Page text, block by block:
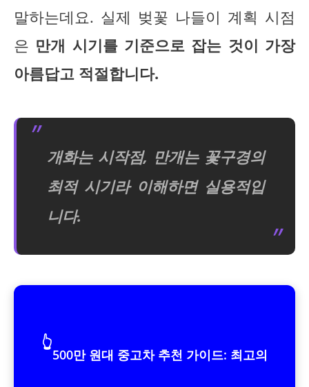
말하는데요. 실제 벚꽃 나들이 계획 시점
은 만개 시기를 기준으로 잡는 것이 가장
아름답고 적절합니다.
개화는 시작점, 만개는 꽃구경의
최적 시기라 이해하면 실용적입
니다.
👆
500만 원대 중고차 추천 가이드: 최고의